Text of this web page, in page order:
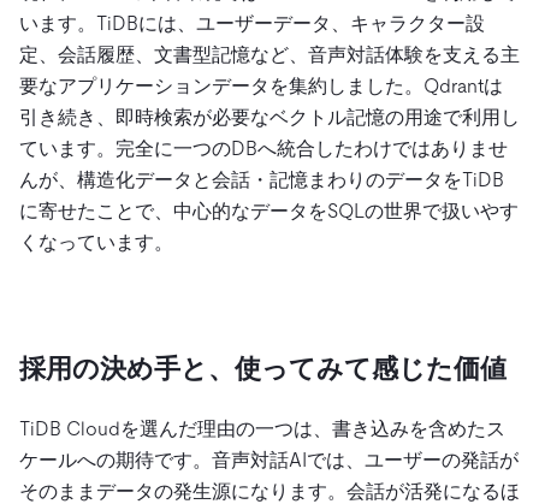
います。TiDBには、ユーザーデータ、キャラクター設
定、会話履歴、文書型記憶など、音声対話体験を支える主
要なアプリケーションデータを集約しました。Qdrantは
引き続き、即時検索が必要なベクトル記憶の用途で利用し
ています。完全に一つのDBへ統合したわけではありませ
んが、構造化データと会話・記憶まわりのデータをTiDB
に寄せたことで、中心的なデータをSQLの世界で扱いやす
くなっています。
採用の決め手と、使ってみて感じた価値
TiDB Cloudを選んだ理由の一つは、書き込みを含めたス
ケールへの期待です。音声対話AIでは、ユーザーの発話が
そのままデータの発生源になります。会話が活発になるほ